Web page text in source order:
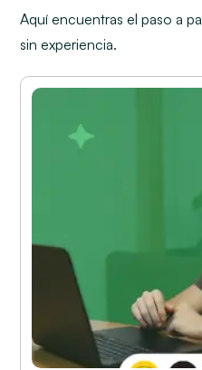
Aquí encuentras el paso a
sin experiencia.